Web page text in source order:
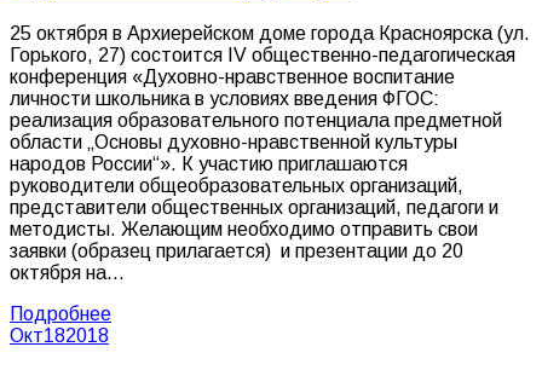
25 октября в Архиерейском доме города Красноярска (ул.
Горького, 27) состоится IV общественно-педагогическая
конференция «Духовно-нравственное воспитание
личности школьника в условиях введения ФГОС:
реализация образовательного потенциала предметной
области „Основы духовно-нравственной культуры
народов России“». К участию приглашаются
руководители общеобразовательных организаций,
представители общественных организаций, педагоги и
методисты. Желающим необходимо отправить свои
заявки (образец прилагается) и презентации до 20
октября на…
Подробнее
Окт182018